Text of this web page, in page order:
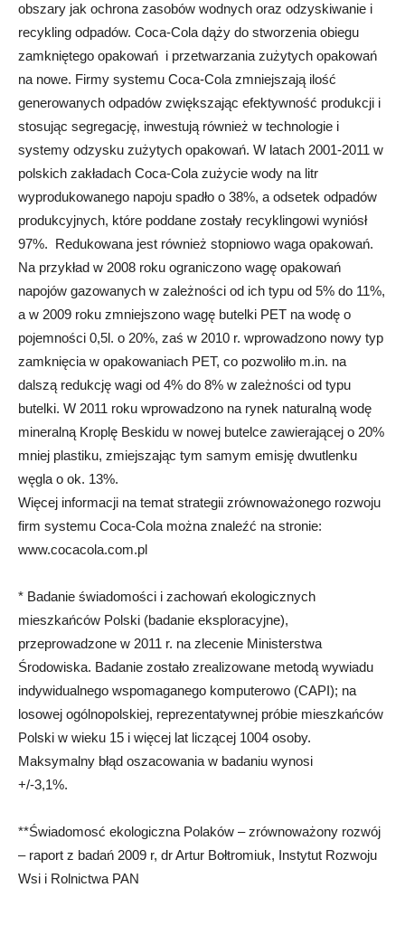
obszary jak ochrona zasobów wodnych oraz odzyskiwanie i
recykling odpadów. Coca-Cola dąży do stworzenia obiegu
zamkniętego opakowań i przetwarzania zużytych opakowań
na nowe. Firmy systemu Coca-Cola zmniejszają ilość
generowanych odpadów zwiększając efektywność produkcji i
stosując segregację, inwestują również w technologie i
systemy odzysku zużytych opakowań. W latach 2001-2011 w
polskich zakładach Coca-Cola zużycie wody na litr
wyprodukowanego napoju spadło o 38%, a odsetek odpadów
produkcyjnych, które poddane zostały recyklingowi wyniósł
97%. Redukowana jest również stopniowo waga opakowań.
Na przykład w 2008 roku ograniczono wagę opakowań
napojów gazowanych w zależności od ich typu od 5% do 11%,
a w 2009 roku zmniejszono wagę butelki PET na wodę o
pojemności 0,5l. o 20%, zaś w 2010 r. wprowadzono nowy typ
zamknięcia w opakowaniach PET, co pozwoliło m.in. na
dalszą redukcję wagi od 4% do 8% w zależności od typu
butelki. W 2011 roku wprowadzono na rynek naturalną wodę
mineralną Kroplę Beskidu w nowej butelce zawierającej o 20%
mniej plastiku, zmiejszając tym samym emisję dwutlenku
węgla o ok. 13%.
Więcej informacji na temat strategii zrównoważonego rozwoju
firm systemu Coca-Cola można znaleźć na stronie:
www.cocacola.com.pl
* Badanie świadomości i zachowań ekologicznych
mieszkańców Polski (badanie eksploracyjne),
przeprowadzone w 2011 r. na zlecenie Ministerstwa
Środowiska. Badanie zostało zrealizowane metodą wywiadu
indywidualnego wspomaganego komputerowo (CAPI); na
losowej ogólnopolskiej, reprezentatywnej próbie mieszkańców
Polski w wieku 15 i więcej lat liczącej 1004 osoby.
Maksymalny błąd oszacowania w badaniu wynosi
+/-3,1%.
**Świadomosć ekologiczna Polaków – zrównoważony rozwój
– raport z badań 2009 r, dr Artur Bołtromiuk, Instytut Rozwoju
Wsi i Rolnictwa PAN